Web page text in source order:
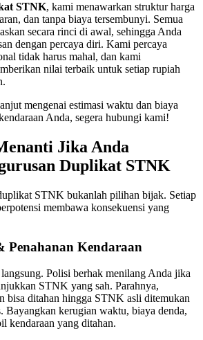
STNK, kami menawarkan struktur harga
dan tanpa biaya tersembunyi. Semua
secara rinci di awal, sehingga Anda
dengan percaya diri. Kami percaya
tidak harus mahal, dan kami
nilai terbaik untuk setiap rupiah
mengenai estimasi waktu dan biaya
Anda, segera hubungi kami!
Jika Anda
Duplikat STNK
STNK bukanlah pilihan bijak. Setiap
membawa konsekuensi yang
Penahanan Kendaraan
Polisi berhak menilang Anda jika
STNK yang sah. Parahnya,
bisa ditahan hingga STNK asli ditemukan
Bayangkan kerugian waktu, biaya denda,
kendaraan yang ditahan.